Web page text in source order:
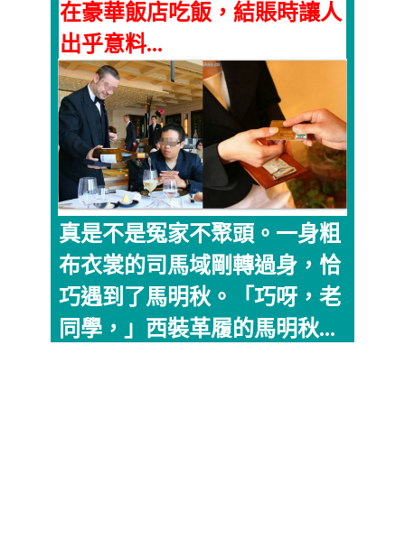
在豪華飯店吃飯，結賬時讓人
出乎意料...
真是不是冤家不聚頭。一身粗
布衣裳的司馬域剛轉過身，恰
巧遇到了馬明秋。「巧呀，老
同學，」西裝革履的馬明秋...